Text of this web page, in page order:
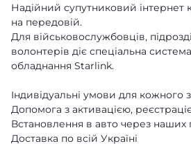
Надійний супутниковий
на передовій.
Для військовослужбовців,
волонтерів діє спеціальна
обладнання Starlink.
Індивідуальні умови для кожного
Допомога з активацією,
Встановлення в авто через наших
Доставка по всій Україні